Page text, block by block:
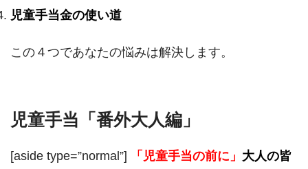
児童手当金の使い道
この４つであなたの悩みは解決します。
児童手当「番外大人編」
[aside type=”normal”] 「児童手当の前に」 大人の皆